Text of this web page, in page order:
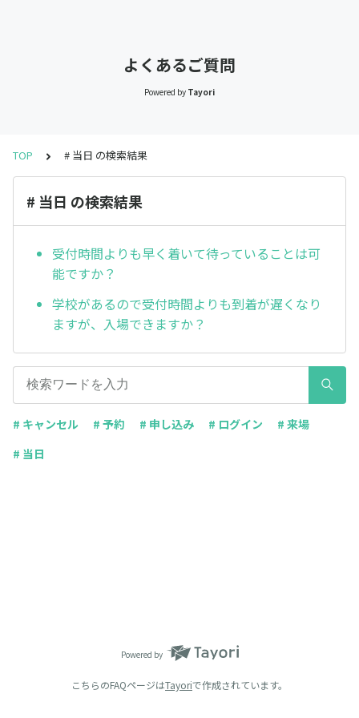
よくあるご質問
Powered by Tayori
TOP # 当日 の検索結果
# 当日 の検索結果
受付時間よりも早く着いて待っていることは可
能ですか？
学校があるので受付時間よりも到着が遅くなり
ますが、入場できますか？
# キャンセル # 予約 # 申し込み # ログイン
# 来場
# 当日
Powered by
こちらのFAQページはTayoriで作成されています。